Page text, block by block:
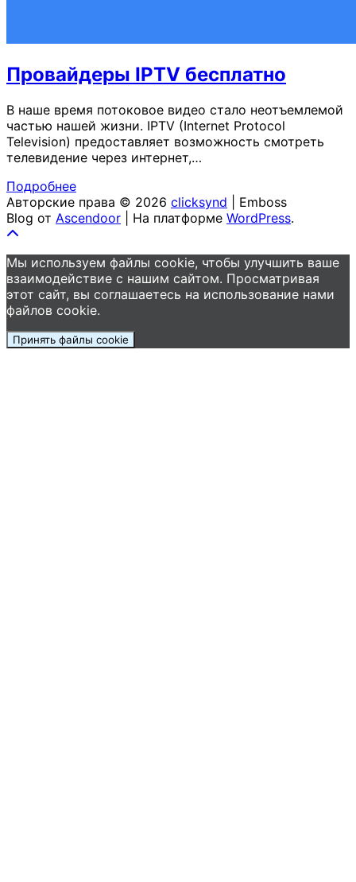
Провайдеры IPTV бесплатно
В наше время потоковое видео стало неотъемлемой
частью нашей жизни. IPTV (Internet Protocol
Television) предоставляет возможность смотреть
телевидение через интернет,…
Подробнее
Авторские права © 2026 clicksynd | Emboss
Blog от Ascendoor | На платформе WordPress.
Мы используем файлы cookie, чтобы улучшить ваше
взаимодействие с нашим сайтом. Просматривая
этот сайт, вы соглашаетесь на использование нами
файлов cookie.
Принять файлы cookie